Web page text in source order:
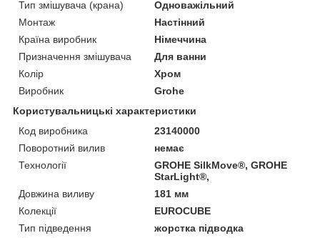
Тип змішувача (крана)
Одноважільний
Монтаж
Настінний
Країна виробник
Німеччина
Призначення змішувача
Для ванни
Колір
Хром
Виробник
Grohe
Користувальницькі характеристики
Код виробника
23140000
Поворотний вилив
немає
Технології
GROHE SilkMove®, GROHE
StarLight®,
Довжина виливу
181 мм
Колекції
EUROCUBE
Тип підведення
жорстка підводка